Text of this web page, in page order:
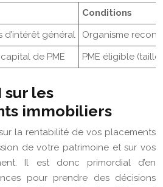
Conditions
d’intérêt général
Organisme
de PME
PME éligible
sur les
immobiliers
la rentabilité de vos placements
de votre patrimoine et sur vos
Il est donc primordial d’en
pour prendre des décisions